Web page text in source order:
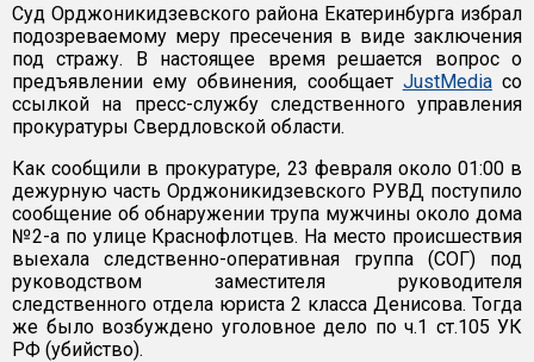
Суд Орджоникидзевского района Екатеринбурга избрал
подозреваемому меру пресечения в виде заключения
под стражу. В настоящее время решается вопрос о
предъявлении ему обвинения, сообщает JustMediaсо
ссылкой на пресс-службу следственного управления
прокуратуры Свердловской области.
Как сообщили в прокуратуре, 23 февраля около 01:00 в
дежурную часть Орджоникидзевского РУВД поступило
сообщение об обнаружении трупа мужчины около дома
№2-а по улице Краснофлотцев. На место происшествия
выехала следственно-оперативная группа (СОГ) под
руководством заместителя руководителя
следственного отдела юриста 2 класса Денисова. Тогда
же было возбуждено уголовное дело по ч.1 ст.105 УК
РФ (убийство).